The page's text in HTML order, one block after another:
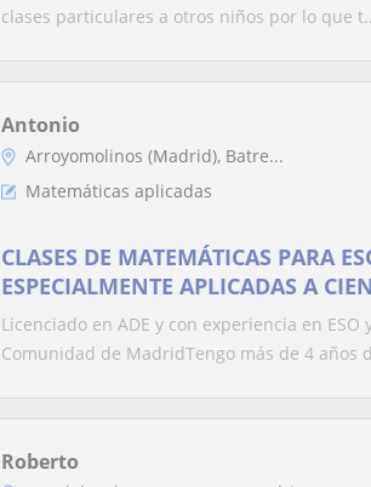
clases particulares a otros niños por lo que
Antonio
Arroyomolinos (Madrid), Batre...
Matemáticas aplicadas
CLASES DE MATEMÁTICAS PARA
ESPECIALMENTE APLICADAS A
Licenciado en ADE y con experiencia en
Comunidad de MadridTengo más de 4 años
Roberto